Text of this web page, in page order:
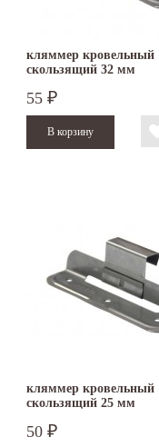
кляммер кровельный
скользящий 32 мм
55 ₽
кляммер кровельный
скользящий 25 мм
50 ₽